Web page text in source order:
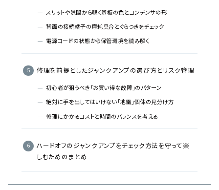
スリットや隙間から覗く基板の色とコンデンサの形
背面の接続端子の摩耗具合とぐらつきをチェック
電源コードの状態から保管環境を読み解く
修理を前提としたジャンクアンプの選び方とリスク管理
初心者が狙うべき「お買い得な故障」のパターン
絶対に手を出してはいけない「地雷」個体の見分け方
修理にかかるコストと時間のバランスを考える
ハードオフのジャンクアンプをチェック方法を守って楽
しむためのまとめ